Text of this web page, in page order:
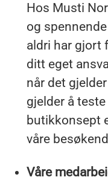
Hos Musti
og
aldri har gjort
ditt eget
når det
gjelder å
butikkonsept
våre
Våre